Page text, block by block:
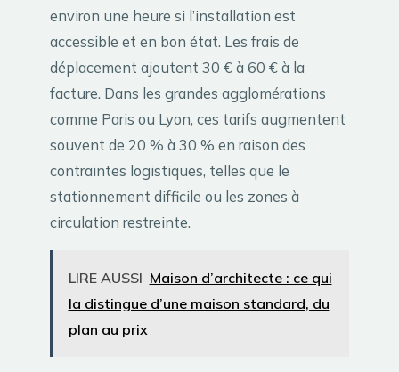
environ une heure si l’installation est
accessible et en bon état. Les frais de
déplacement ajoutent 30 € à 60 € à la
facture. Dans les grandes agglomérations
comme Paris ou Lyon, ces tarifs augmentent
souvent de 20 % à 30 % en raison des
contraintes logistiques, telles que le
stationnement difficile ou les zones à
circulation restreinte.
LIRE AUSSI Maison d’architecte : ce qui
la distingue d’une maison standard, du
plan au prix